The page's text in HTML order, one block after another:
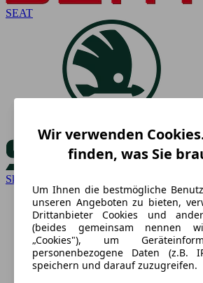
SEAT
Skoda
Wir verwenden
finden, was Sie
Um Ihnen die bestmögliche
unseren Angeboten zu bieten,
Drittanbieter Cookies und
(beides gemeinsam nennen
„Cookies"), um
personenbezogene Daten (z.B.
speichern und darauf zuzugreifen.